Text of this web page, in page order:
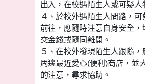
出入，在校遇陌生人或可疑人
４、於校外遇陌生人問路，
前往，應隨時注意自身安全，
交金錢或隨同離開。
５、在校外發現陌生人跟隨
周邊最近愛心(便利)商店，並
的注意，尋求協助。